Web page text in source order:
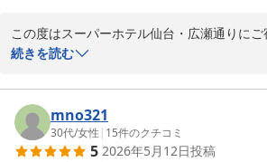
この度はスーパーホテル仙台・広瀬通りに
がとうございます。
チェックイン前にラウンジをご利用いただ
立ていただけたとのこと、大変うれしく拝
タッフの応対やご挨拶についても温かいお言
感謝申し上げます。
続きを読む
mno321
30代/女性 | 15件のクチコミ
5 2026年5月12日投稿